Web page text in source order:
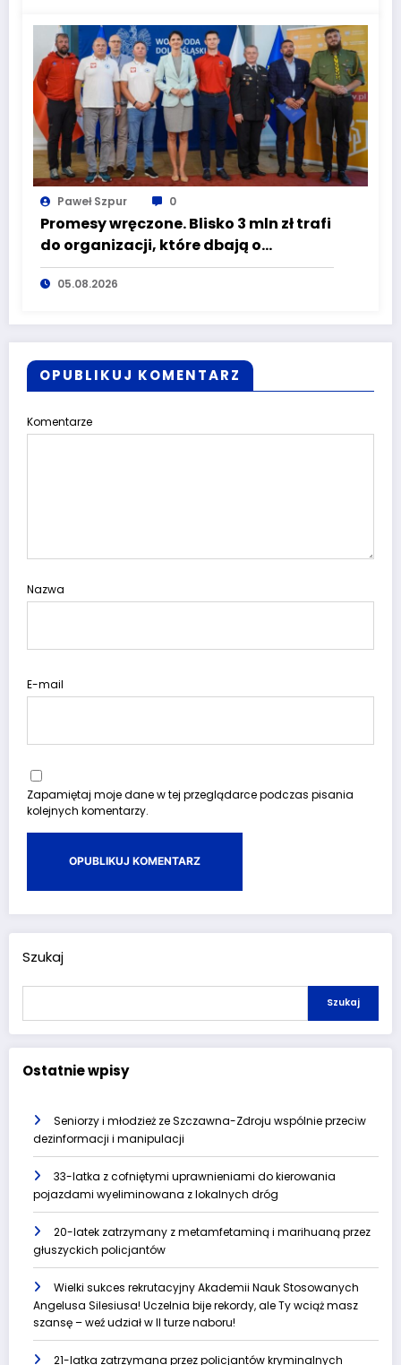
Paweł Szpur 0
Promesy wręczone. Blisko 3 mln zł trafi
do organizacji, które dbają o
bezpieczeństwo mieszkańców
Dolnego Śląska
05.08.2026
OPUBLIKUJ KOMENTARZ
Komentarze
Nazwa
E-mail
Zapamiętaj moje dane w tej przeglądarce podczas pisania
kolejnych komentarzy.
Szukaj
Szukaj
Ostatnie wpisy
Seniorzy i młodzież ze Szczawna-Zdroju wspólnie przeciw
dezinformacji i manipulacji
33-latka z cofniętymi uprawnieniami do kierowania
pojazdami wyeliminowana z lokalnych dróg
20-latek zatrzymany z metamfetaminą i marihuaną przez
głuszyckich policjantów
Wielki sukces rekrutacyjny Akademii Nauk Stosowanych
Angelusa Silesiusa! Uczelnia bije rekordy, ale Ty wciąż masz
szansę – weź udział w II turze naboru!
21-latka zatrzymana przez policjantów kryminalnych